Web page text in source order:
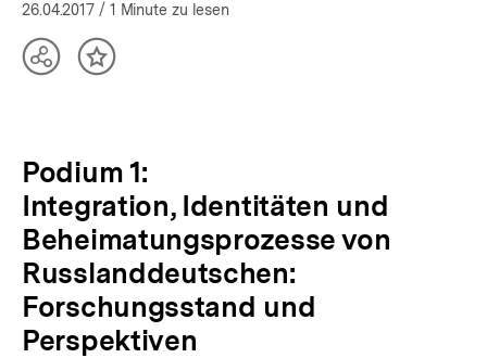
26.04.2017 / 1 Minute zu lesen
TeilenInhalt
Podium 1:
Integration, Identitäten und
Beheimatungsprozesse von
Russlanddeutschen:
Forschungsstand und
Perspektiven